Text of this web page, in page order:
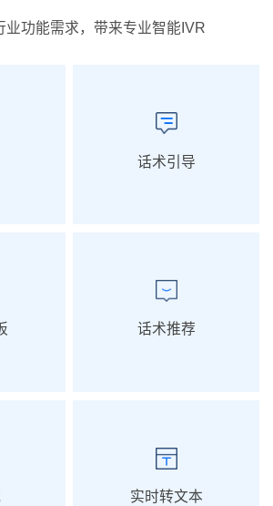
业功能需求，带来专业智能IVR
话术引导
话术推荐
实时转文本